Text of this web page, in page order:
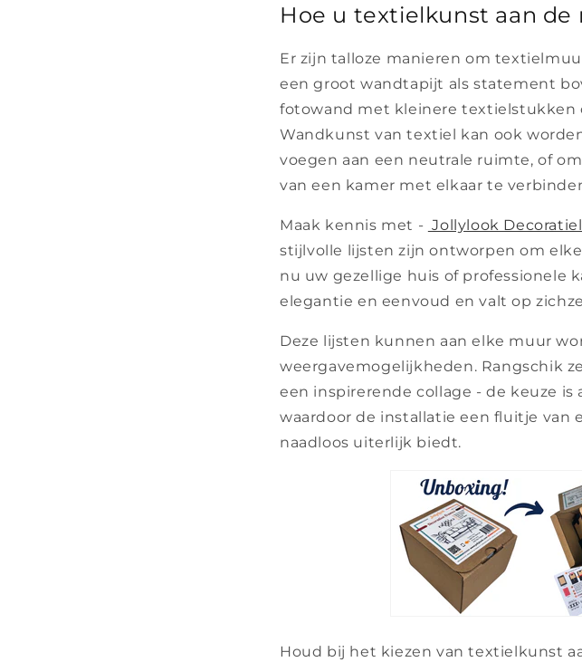
Hoe u textielkunst aan
Er zijn talloze manieren om
een groot wandtapijt als statement
fotowand met kleinere textielstukken
Wandkunst van textiel kan ook
voegen aan een neutrale ruimte, of
van een kamer met elkaar te
Maak kennis met - Jollylook
stijlvolle lijsten zijn ontworpen om
nu uw gezellige huis of professionele
elegantie en eenvoud en valt op
Deze lijsten kunnen aan elke muur
weergavemogelijkheden. Rangschik
een inspirerende collage - de keuze
waardoor de installatie een fluitje van
naadloos uiterlijk biedt.
Houd bij het kiezen van textielkunst